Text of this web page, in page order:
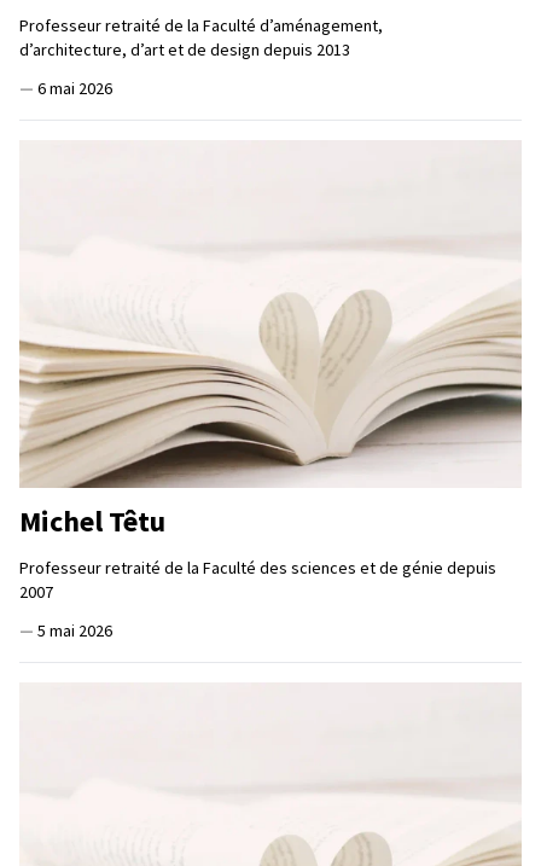
Professeur retraité de la Faculté d’aménagement,
d’architecture, d’art et de design depuis 2013
— 6 mai 2026
Michel Têtu
Professeur retraité de la Faculté des sciences et de génie depuis
2007
— 5 mai 2026